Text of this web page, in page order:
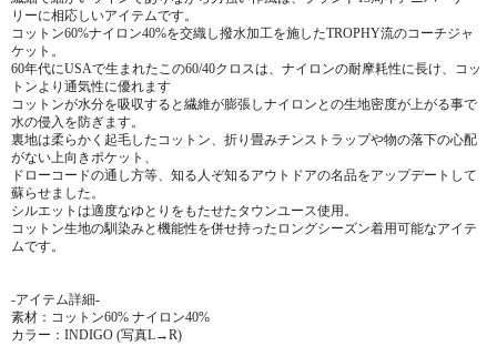
リーに相応しいアイテムです。
コットン60%ナイロン40%を交織し撥水加工を施したTROPHY流のコーチジャ
ケット。
60年代にUSAで生まれたこの60/40クロスは、ナイロンの耐摩耗性に長け、コッ
トンより通気性に優れます
コットンが水分を吸収すると繊維が膨張しナイロンとの生地密度が上がる事で
水の侵入を防ぎます。
裏地は柔らかく起毛したコットン、折り畳みチンストラップや物の落下の心配
がない上向きポケット、
ドローコードの通し方等、知る人ぞ知るアウトドアの名品をアップデートして
蘇らせました。
シルエットは適度なゆとりをもたせたタウンユース使用。
コットン生地の馴染みと機能性を併せ持ったロングシーズン着用可能なアイテ
ムです。
-アイテム詳細-
素材：コットン60% ナイロン40%
カラー：INDIGO (写真L→R)